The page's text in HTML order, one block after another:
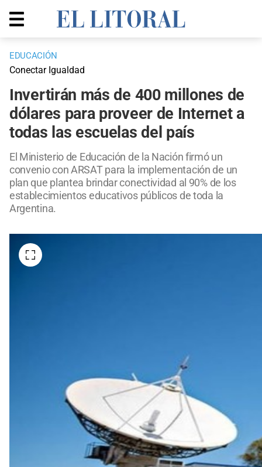
EDUCACIÓN
Conectar Igualdad
Invertirán más de 400 millones de
dólares para proveer de Internet a
todas las escuelas del país
El Ministerio de Educación de la Nación firmó un
convenio con ARSAT para la implementación de un
plan que plantea brindar conectividad al 90% de los
establecimientos educativos públicos de toda la
Argentina.